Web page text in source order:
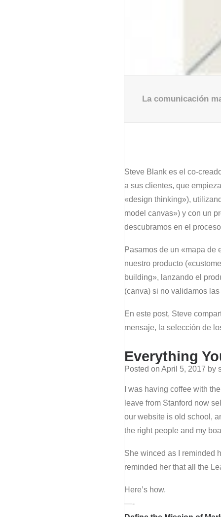
La comunicación
Steve Blank es el co-
a sus clientes, que
«design thinking»),
model canvas») y con un
descubramos en el
Pasamos de un «mapa de
nuestro producto
building», lanzando el
(canva) si no validamos
En este post, Steve
mensaje, la selección de
Everything
Posted on April 5, 2017 by
I was having coffee with
leave from Stanford now
our website is old school,
the right people and my
She winced as I reminded
reminded her that all the
Here’s how.
—-